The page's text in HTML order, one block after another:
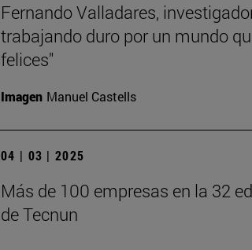
Fernando Valladares,
trabajando duro por un mundo
felices"
Imagen Manuel Castells
04 | 03 | 2025
Más de 100 empresas en la 32
de Tecnun